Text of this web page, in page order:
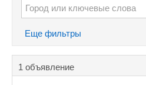
Еще фильтры
1 объявление